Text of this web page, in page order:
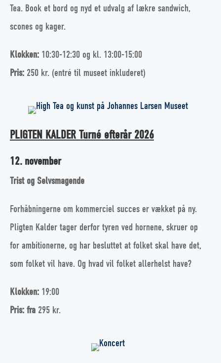
Tea. Book et bord og nyd et udvalg af lækre sandwich,
scones og kager.
Klokken: 10:30-12:30 og kl. 13:00-15:00
Pris: 250 kr. (entré til museet inkluderet)
PLIGTEN KALDER Turné efterår 2026
12. november
Trist og Selvsmagende
Forhåbningerne om kommerciel succes er vækket på ny.
Pligten Kalder tager derfor tyren ved hornene, skruer op
for ambitionerne, og har besluttet at folket skal have det,
som folket vil have. Og hvad vil folket allerhelst have?
Klokken: 19:00
Pris: fra 295 kr.